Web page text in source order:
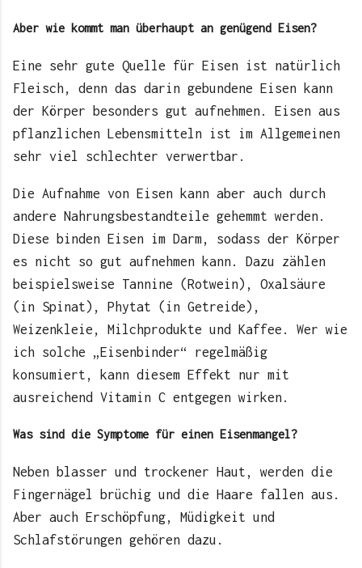
Aber wie kommt man überhaupt an genügend Eisen?
Eine sehr gute Quelle für Eisen ist natürlich
Fleisch, denn das darin gebundene Eisen kann
der Körper besonders gut aufnehmen. Eisen aus
pflanzlichen Lebensmitteln ist im Allgemeinen
sehr viel schlechter verwertbar.
Die Aufnahme von Eisen kann aber auch durch
andere Nahrungsbestandteile gehemmt werden.
Diese binden Eisen im Darm, sodass der Körper
es nicht so gut aufnehmen kann. Dazu zählen
beispielsweise Tannine (Rotwein), Oxalsäure
(in Spinat), Phytat (in Getreide),
Weizenkleie, Milchprodukte und Kaffee. Wer wie
ich solche „Eisenbinder“ regelmäßig
konsumiert, kann diesem Effekt nur mit
ausreichend Vitamin C entgegen wirken.
Was sind die Symptome für einen Eisenmangel?
Neben blasser und trockener Haut, werden die
Fingernägel brüchig und die Haare fallen aus.
Aber auch Erschöpfung, Müdigkeit und
Schlafstörungen gehören dazu.